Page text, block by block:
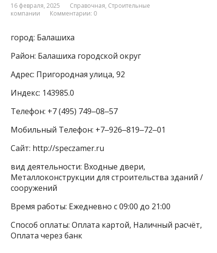
16 февраля, 2025 Справочная, Строительные
компании
Комментарии: 0
город: Балашиха
Район: Балашиха городской округ
Адрес: Пригородная улица, 92
Индекс: 143985.0
Телефон: +7 (495) 749‒08‒57
Мобильный Телефон: +7‒926‒819‒72‒01
Сайт: http://speczamer.ru
вид деятельности: Входные двери,
Металлоконструкции для строительства зданий /
сооружений
Время работы: Ежедневно с 09:00 до 21:00
Способ оплаты: Оплата картой, Наличный расчёт,
Оплата через банк